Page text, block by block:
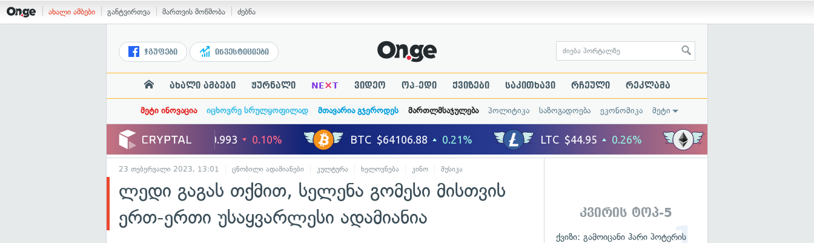
ახალი ამბები განტვირთვა მართვის მოწმობა ძებნა
ჯგუფები ინვესტიციები
ახალი ამბები ჟურნალი NE×T ვიდეო ოპ-ედი ქვიზები საკითხავი რჩეული რეკლამა
მეტი ინოვაცია იცხოვრე სრულყოფილად მთავარია გჯეროდეს მართლმსაჯულება პოლიტიკა საზოგადოება ეკონომიკა მეტი
23 თებერვალი 2023, 13:01 ცნობილი ადამიანები კულტურა ხელოვნება კინო მუსიკა
ლედი გაგას თქმით, სელენა გომესი მისთვის
ერთ-ერთი უსაყვარლესი ადამიანია
კვირის ტოპ-5
ქვიზი: გამოიცანი ჰარი პოტერის